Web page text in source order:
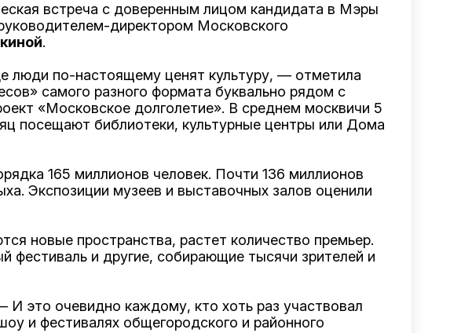
встреча с доверенным лицом кандидата в Мэры
директором Московского
.
люди по-настоящему ценят культуру, — отметила
самого разного формата буквально рядом с
«Московское долголетие». В среднем москвичи 5
посещают библиотеки, культурные центры или Дома
165 миллионов человек. Почти 136 миллионов
Экспозиции музеев и выставочных залов оценили
новые пространства, растет количество премьер.
фестиваль и другие, собирающие тысячи зрителей и
это очевидно каждому, кто хоть раз участвовал
и фестивалях общегородского и районного